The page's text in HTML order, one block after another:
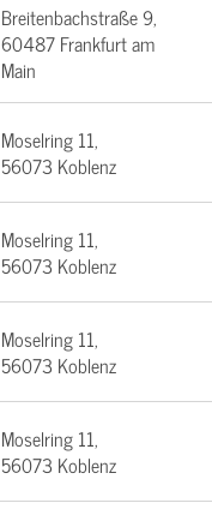
Breitenbachstraße 9,
60487 Frankfurt am
Main
Moselring 11,
56073 Koblenz
Moselring 11,
56073 Koblenz
Moselring 11,
56073 Koblenz
Moselring 11,
56073 Koblenz